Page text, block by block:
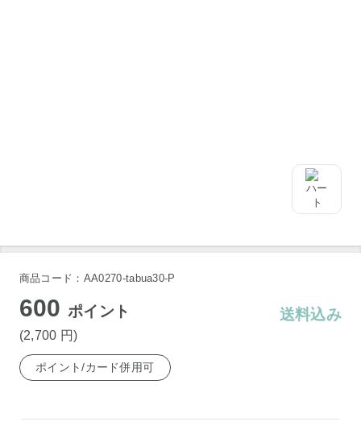
商品コード：AA0270-tabua30-P
600ポイント
(2,700 円)
送料込み
ポイント/カード併用可